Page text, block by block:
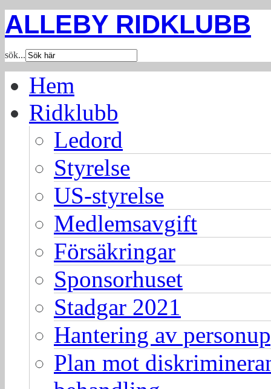
ALLEBY RIDKLUBB
sök...
Hem
Ridklubb
Ledord
Styrelse
US-styrelse
Medlemsavgift
Försäkringar
Sponsorhuset
Stadgar 2021
Hantering av
Plan mot